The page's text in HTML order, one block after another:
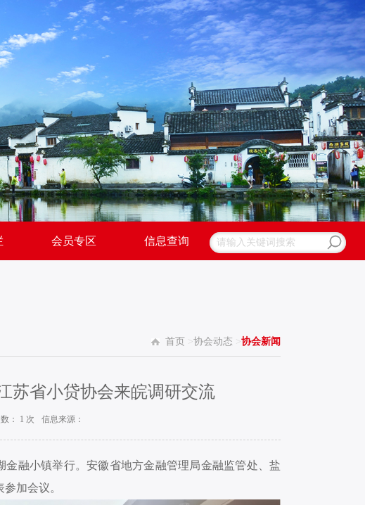
会员专区 信息查询
首页 >协会动态 >协会新闻
省小贷协会来皖调研交流
： 1 次 信息来源：
融小镇举行。安徽省地方金融管理局金融监管处、盐
加会议。